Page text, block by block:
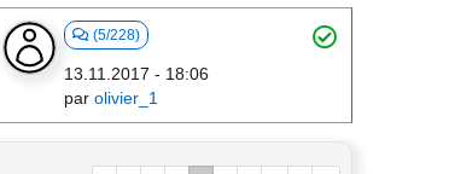
(5/228)
13.11.2017 - 18:06
par olivier_1